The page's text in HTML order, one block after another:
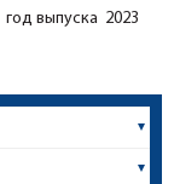
год выпуска 2023